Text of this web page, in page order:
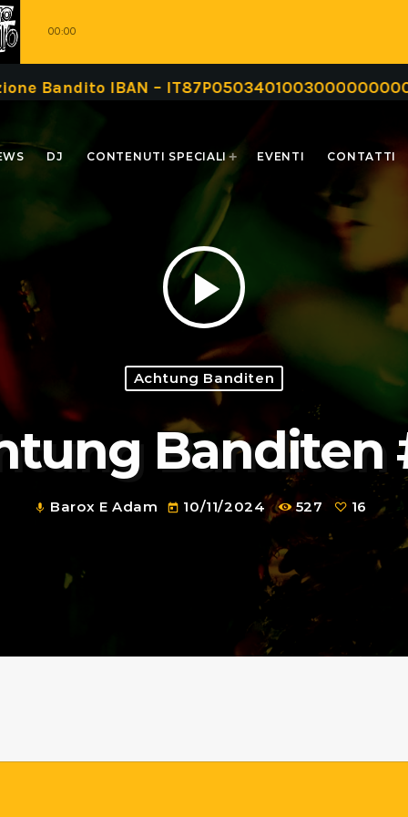
00:00
– IT87P0503401003000000000999 oppure
DJ CONTENUTI SPECIALI EVENTI CONTATTI
play_arrow
Achtung Banditen
Banditen
mic Barox E Adam today 10/11/2024 527 16